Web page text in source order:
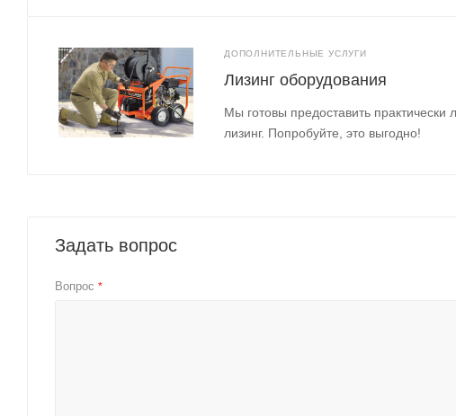
ДОПОЛНИТЕЛЬНЫЕ УСЛУГИ
Лизинг оборудования
Мы готовы предоставить
лизинг. Попробуйте, это выгодно!
Задать вопрос
Вопрос *